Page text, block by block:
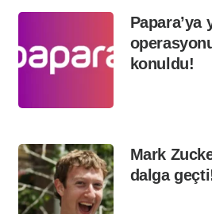
Papara’ya
konuldu!
Mark
dalga